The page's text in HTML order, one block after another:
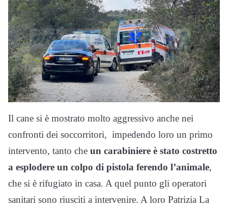
Il cane si è mostrato molto aggressivo anche nei
confronti dei soccorritori, impedendo loro un primo
intervento, tanto che un carabiniere è stato costretto
a esplodere un colpo di pistola ferendo l’animale,
che si è rifugiato in casa. A quel punto gli operatori
sanitari sono riusciti a intervenire. A loro Patrizia La